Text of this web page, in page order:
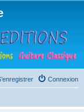
Connexion